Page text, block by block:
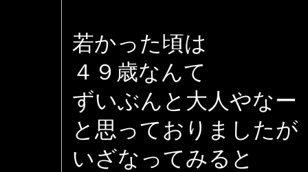
若かった頃は
４９歳なんて
ずいぶんと大人やなー
と思っておりましたが
いざなってみると